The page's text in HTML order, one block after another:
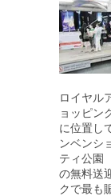
ロイヤル
ョッピン
に位置し
ンベンシ
ティ公園
の無料送
クで最も